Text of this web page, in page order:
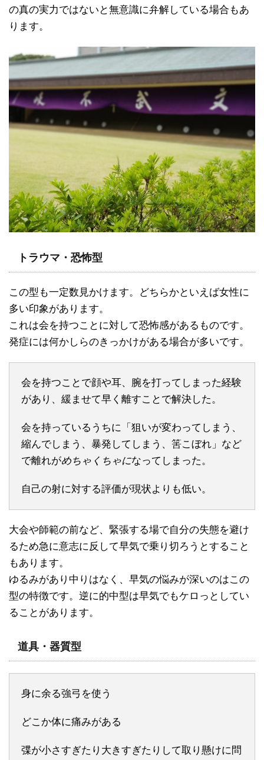
の真の実力ではないと無意識に弁解している場合もあ
ります。
トラウマ・恐怖型
この型も一定数見かけます。どちらかといえば女性に
多い印象があります。
これは会を持つことに対して恐怖感があるものです。
発症には何かしらのきっかけがある場合が多いです。
会を持つことで顔や耳、腕を打ってしまった経験
があり、緩ませて早く離すことで解決した。
会を持っているうちに「狙いが変わってしまう、
縮んでしまう、暴発してしまう、筈こぼれ」など
で離れがめちゃくちゃになってしまった。
自己の射に対する評価が現状よりも低い。
大会や師範の前など、緊張する場で自分の失態を避け
るため急に意志に反して早気で乗り切ろうとすること
もあります。
ゆるみがあり中りはなく、早気の悩みが深いのはこの
型の特徴です。逆に的中型は早気でもケロっとしてい
ることがあります。
道具・器質型
身に余る強弓を使う
どこか体に痛みがある
弽が小さすぎたり大きすぎたりして取り懸けに問